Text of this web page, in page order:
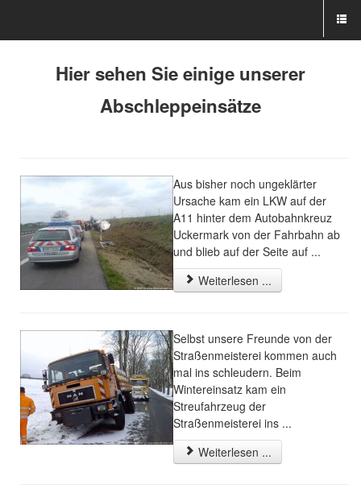
Hier sehen Sie einige unserer
Abschleppeinsätze
Aus bisher noch ungeklärter
Ursache kam ein LKW auf der
A11 hinter dem Autobahnkreuz
Uckermark von der Fahrbahn ab
und blieb auf der Seite auf ...
Weiterlesen ...
Selbst unsere Freunde von der
Straßenmeisterei kommen auch
mal ins schleudern. Beim
Wintereinsatz kam ein
Streufahrzeug der
Straßenmeisterei ins ...
Weiterlesen ...